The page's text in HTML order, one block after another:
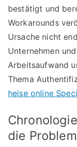
bestätigt und
Workarounds
Ursache nicht
Unternehmen
Arbeitsaufwand
Thema
heise online
die